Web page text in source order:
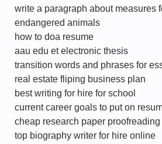
write a paragraph about measures
endangered animals
how to doa resume
aau edu et electronic thesis
transition words and phrases for
real estate fliping business plan
best writing for hire for school
current career goals to put on
cheap research paper proofreading
top biography writer for hire online